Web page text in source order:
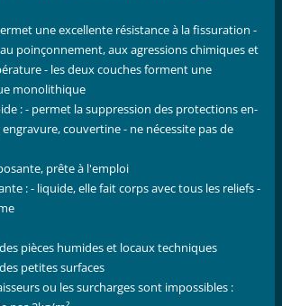
une excellente résistance à la fissuration -
poinçonnement, aux agressions chimiques et
- les deux couches forment une
monolithique
: - permet la suppression des protections en-
couvertine - ne nécessite pas de
prête à l'emploi
: - liquide, elle fait corps avec tous les reliefs -
pièces humides et locaux techniques
petites surfaces
ou les surcharges sont impossibles :